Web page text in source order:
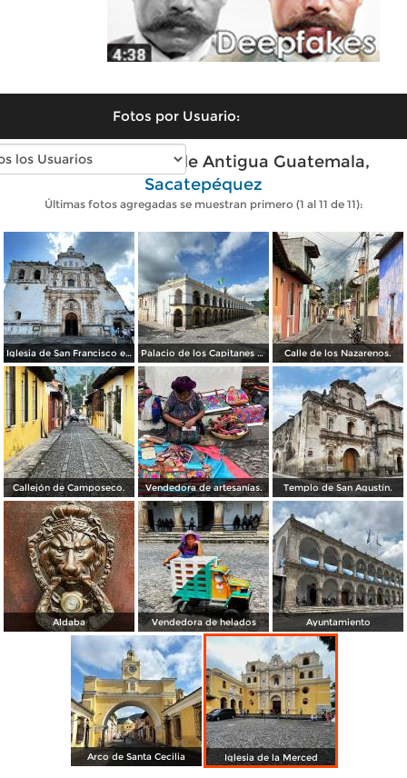
Fotos por Usuario:
Fotos modernas de Antigua Guatemala,
Sacatepéquez
Últimas fotos agregadas se muestran primero (1 al 11 de 11):
Iglesia de San Francisco el Grande. Palacio de los Capitanes Generales. Calle de los Nazarenos.
Callejón de Camposeco. Vendedora de artesanías. Templo de San Agustín.
Aldaba Vendedora de helados Ayuntamiento
Arco de Santa Cecilia Iglesia de la Merced